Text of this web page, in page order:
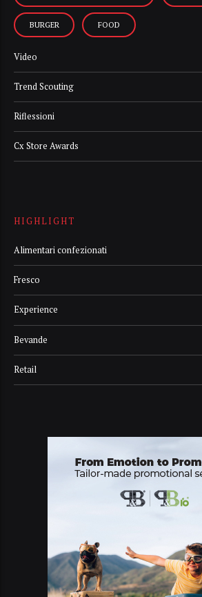
BURGER FOOD
Video
Trend Scouting
Riflessioni
Cx Store Awards
HIGHLIGHT
Alimentari confezionati
Fresco
Experience
Bevande
Retail